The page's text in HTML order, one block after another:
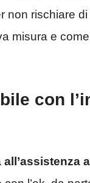
non rischiare
misura e
con